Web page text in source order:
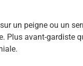
un peigne ou un
avant-gardiste